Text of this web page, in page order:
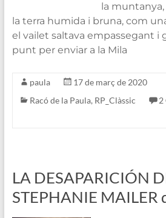
la
la terra humida i bruna, com
el vailet saltava empassegant i
punt per enviar a la Mila
paula
17 de març de 2020
Racó de la Paula, RP_Clàssic
2
LA DESAPARICIÓN
STEPHANIE MAILER